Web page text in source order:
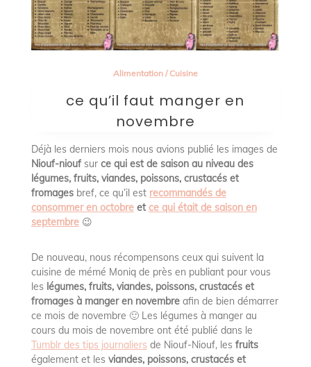
Alimentation/ Cuisine
ce qu’il faut manger en
novembre
Déjà les derniers mois nous avions publié les images de
Niouf-niouf sur ce qui est de saison au niveau des
légumes, fruits, viandes, poissons, crustacés et
fromagesbref, ce qu’il est recommandés de
consommer en octobreetce qui était de saison en
septembre😉
De nouveau, nous récompensons ceux qui suivent la
cuisine de mémé Moniq de près en publiant pour vous
les légumes, fruits, viandes, poissons, crustacés et
fromages à manger en novembre afin de bien démarrer
ce mois de novembre 🙂 Les légumes à manger au
cours du mois de novembre ont été publié dans le
Tumblr des tips journaliers de Niouf-Niouf, les fruits
également et les viandes, poissons, crustacés et